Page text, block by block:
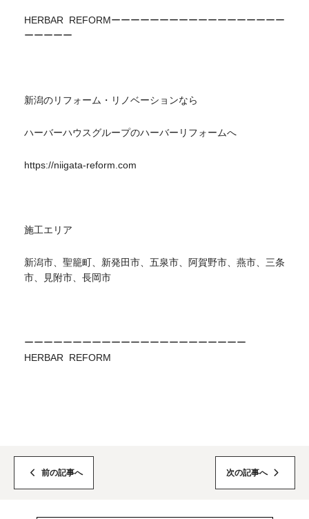
HERBAR REFORMーーーーーーーーーーーーーーーーーー
ーーーーー
新潟のリフォーム・リノベーションなら
ハーバーハウスグループのハーバーリフォームへ
https://niigata-reform.com
施工エリア
新潟市、聖籠町、新発田市、五泉市、阿賀野市、燕市、三条
市、見附市、長岡市
ーーーーーーーーーーーーーーーーーーーーーーー
HERBAR REFORM
前の記事へ 次の記事へ